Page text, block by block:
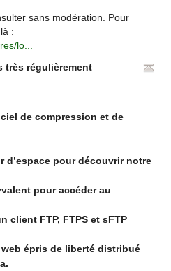
sans modération. Pour
:
lo...
très régulièrement
de compression et de
d’espace pour découvrir notre
pour accéder au
client FTP, FTPS et sFTP
épris de liberté distribué